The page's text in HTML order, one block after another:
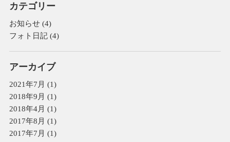
カテゴリー
お知らせ(4)
フォト日記(4)
アーカイブ
2021年7月 (1)
2018年9月 (1)
2018年4月 (1)
2017年8月 (1)
2017年7月 (1)